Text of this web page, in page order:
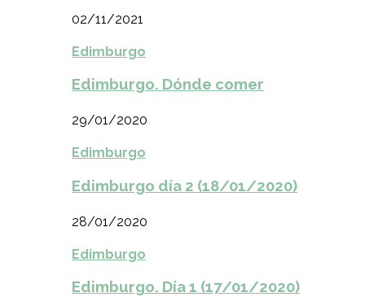
02/11/2021
Edimburgo
Edimburgo. Dónde comer
29/01/2020
Edimburgo
Edimburgo día 2 (18/01/2020)
28/01/2020
Edimburgo
Edimburgo. Día 1 (17/01/2020)